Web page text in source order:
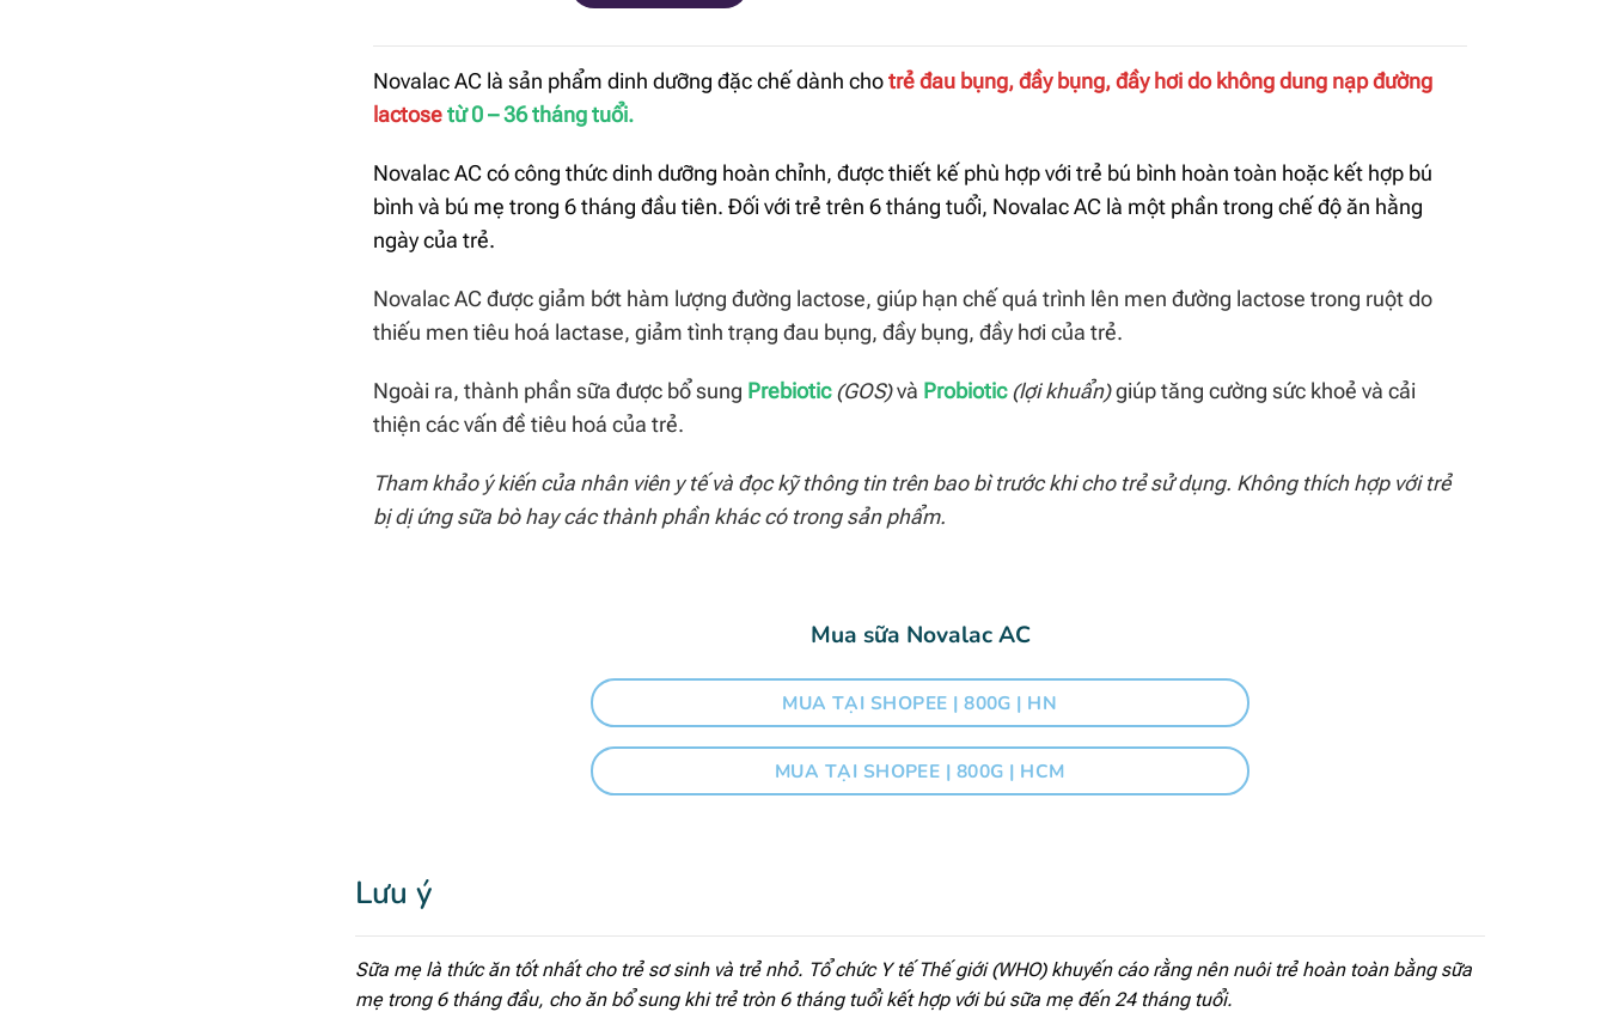
Novalac AC l à sản phẩm dinh dưỡng đặc chế dành cho trẻ đau bụng, đầy bụng, đầy hơi do không dung nạp đường
lactose từ 0 – 36 tháng tuổi.
Novalac AC có công thức dinh dưỡng hoàn chỉnh, được thiết kế phù hợp với trẻ bú bình hoàn toàn hoặc kết hợp bú
bình và bú mẹ trong 6 tháng đầu tiên. Đối với trẻ trên 6 tháng tuổi, Novalac AC là một phần trong chế độ ăn hằng
ngày của trẻ.
Novalac AC được giảm bớt hàm lượng đường lactose, giúp hạn chế quá trình lên men đường lactose trong ruột do
thiếu men tiêu hoá lactase, giảm tình trạng đau bụng, đầy bụng, đầy hơi của trẻ.
Ngoài ra, thành phần sữa được bổ sung Prebiotic (GOS)và Probiotic(lợi khuẩn)giúp tăng cường sức khoẻ và cải
thiện các vấn đề tiêu hoá của trẻ.
Tham khảo ý kiến của nhân viên y tế và đọc kỹ thông tin trên bao bì trước khi cho trẻ sử dụng. Không thích hợp với trẻ
bị dị ứng sữa bò hay các thành phần khác có trong sản phẩm.
Mua sữa Novalac AC
MUA TẠI SHOPEE | 800G | HN
MUA TẠI SHOPEE | 800G | HCM
Lưu ý
Sữa mẹ là thức ăn tốt nhất cho trẻ sơ sinh và trẻ nhỏ. Tổ chức Y tế Thế giới (WHO) khuyến cáo rằng nên nuôi trẻ hoàn toàn bằng sữa
mẹ trong 6 tháng đầu, cho ăn bổ sung khi trẻ tròn 6 tháng tuổi kết hợp với bú sữa mẹ đến 24 tháng tuổi.